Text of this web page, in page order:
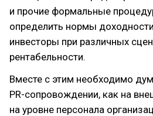
и прочие формальные
определить нормы
инвесторы при различных
рентабельности.
Вместе с этим необходимо
PR-сопровождении, как на
на уровне персонала